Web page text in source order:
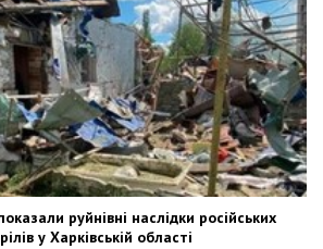
руйнівні наслідки російських
у Харківській області